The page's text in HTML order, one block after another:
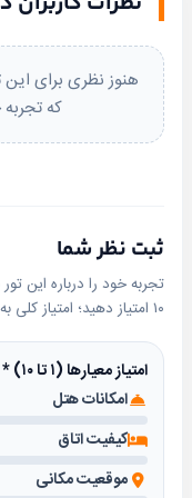
امکانات داخل
آرایش، مینی بار
فرنگی، حمام با
پارکینگ رایگان با ظرفیت 60
اینترنت رایگان در
سالن صبحانه با ظرفیت 50
دستگاه واکس
سایر خدمات:
پذیرش 24 ساعته
هنوز نظری برای
که
ثبت نظر شما
۱۰ امتیاز دهید؛ امتیاز کلی به‌صورت خودکار محاسبه می‌شود.
امتیاز معیارها (۱ تا ۱۰)
*
امکانات هتل
کیفیت اتاق
موقعیت مکانی